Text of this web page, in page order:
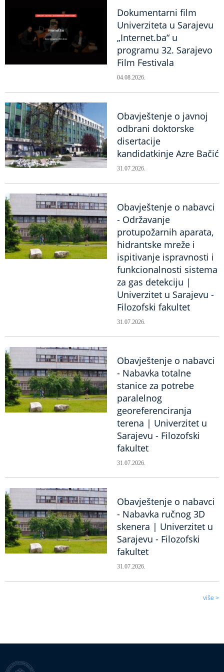
Dokumentarni film
Univerziteta u Sarajevu
„Internet.ba“ u
programu 32. Sarajevo
Film Festivala
04.08.2026.
Obavještenje o javnoj
odbrani doktorske
disertacije
kandidatkinje Azre Bačić
31.07.2026.
Obavještenje o nabavci
- Održavanje
protupožarnih aparata,
hidrantske mreže i
ispitivanje ispravnosti i
funkcionalnosti sistema
za gas detekciju |
Univerzitet u Sarajevu -
Filozofski fakultet
31.07.2026.
Obavještenje o nabavci
- Nabavka totalne
stanice za potrebe
paralelnog
georeferenciranja
terena | Univerzitet u
Sarajevu - Filozofski
fakultet
31.07.2026.
Obavještenje o nabavci
- Nabavka ručnog 3D
skenera | Univerzitet u
Sarajevu - Filozofski
fakultet
31.07.2026.
više >